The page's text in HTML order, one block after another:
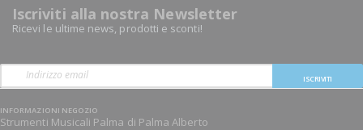
Iscriviti alla nostra Newsletter
Ricevi le ultime news, prodotti e sconti!
ISCRIVITI
INFORMAZIONI NEGOZIO
Strumenti Musicali Palma di Palma Alberto